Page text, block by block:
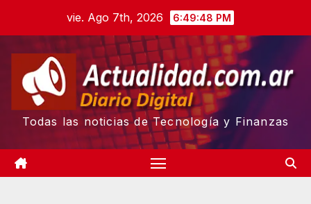
content
vie. Ago 7th, 2026 6:49:49 PM
Todas las noticias de Tecnología y Finanzas